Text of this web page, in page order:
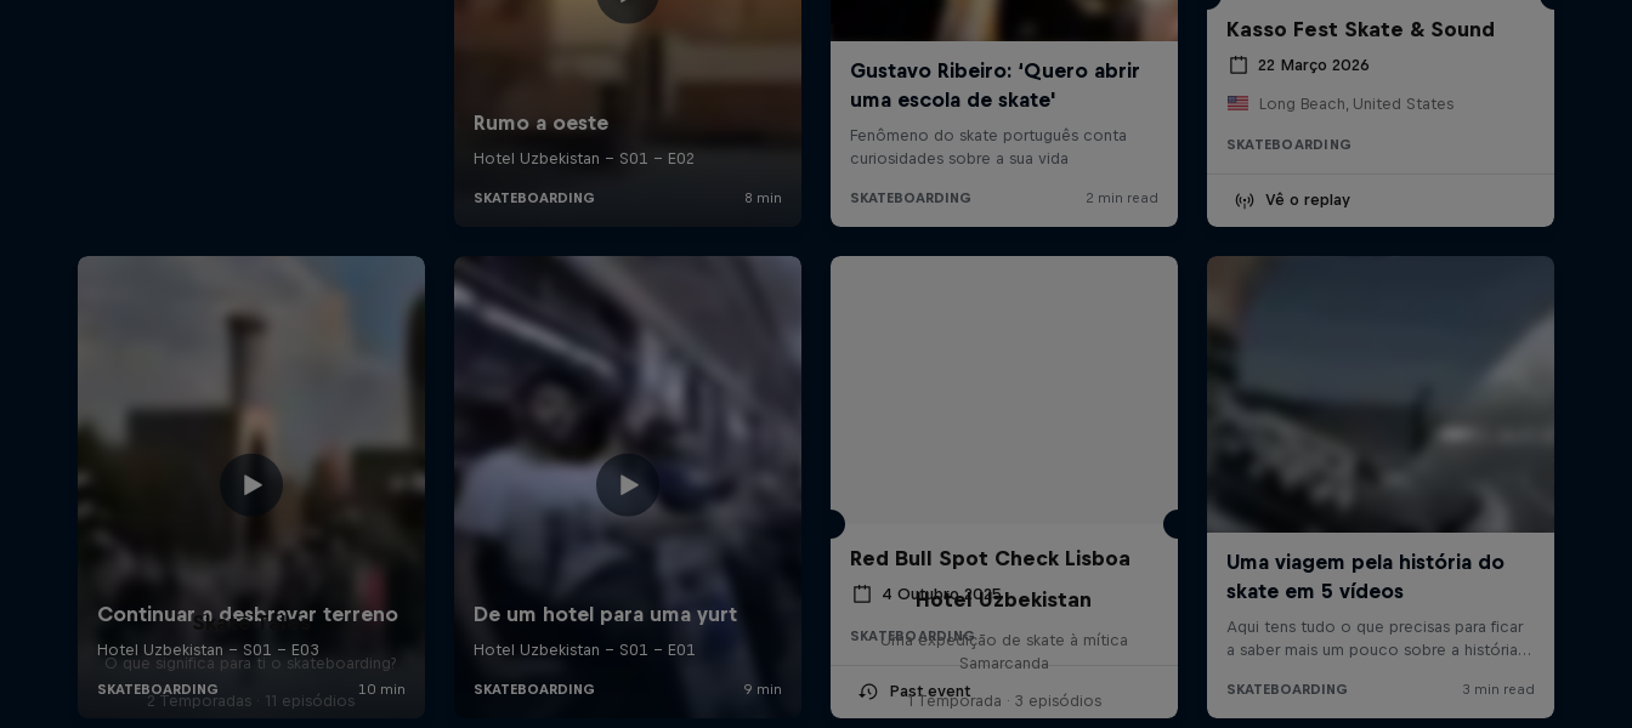
Kasso Fest Skate & Sound
22 Março 2026
Long Beach, United States
SKATEBOARDING
Vê o replay
Red Bull Spot Check Lisboa
4 Outubro 2025
SKATEBOARDING
Past event
Skate Tales
O que significa para ti o skateboarding?
2 Temporadas · 11 episódios
Hotel Uzbekistan
Uma expedição de skate à mítica
Samarcanda
1 Temporada · 3 episódios